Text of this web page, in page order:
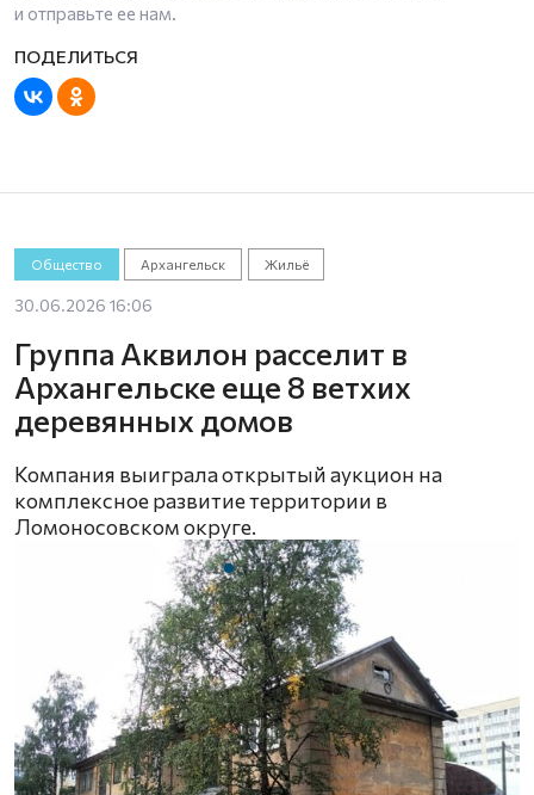
и отправьте ее нам.
Общество Архангельск Жильё
30.06.2026 16:06
Группа Аквилон расселит в
Архангельске еще 8 ветхих
деревянных домов
Компания выиграла открытый аукцион на
комплексное развитие территории в
Ломоносовском округе.